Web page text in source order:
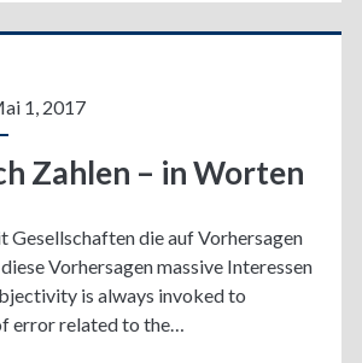
1, 2017
Zahlen – in Worten
Gesellschaften die auf Vorhersagen
Vorhersagen massive Interessen
is always invoked to
error related to the…